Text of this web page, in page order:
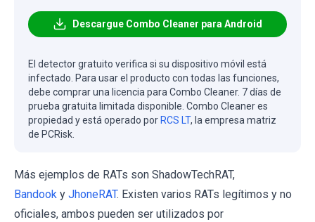
Descargue Combo Cleaner para Android
El detector gratuito verifica si su dispositivo móvil está
infectado. Para usar el producto con todas las funciones,
debe comprar una licencia para Combo Cleaner. 7 días de
prueba gratuita limitada disponible. Combo Cleaner es
propiedad y está operado por RCS LT, la empresa matriz
de PCRisk.
Más ejemplos de RATs son ShadowTechRAT,
Bandook y JhoneRAT. Existen varios RATs legítimos y no
oficiales, ambos pueden ser utilizados por